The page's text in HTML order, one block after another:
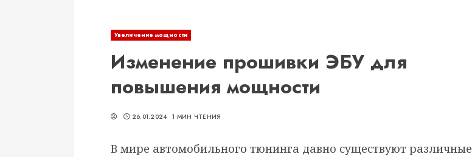
Увеличение мощности
Изменение прошивки ЭБУ для
повышения мощности
26.01.2024 1 МИН ЧТЕНИЯ
В мире автомобильного тюнинга давно существуют различные